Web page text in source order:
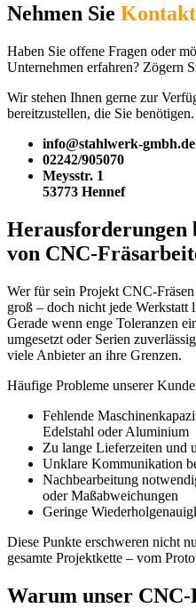
Nehmen Sie Kontakt
Haben Sie offene Fragen oder
Unternehmen erfahren? Zögern
Wir stehen Ihnen gerne zur
bereitzustellen, die Sie benötigen.
info@stahlwerk-gmbh.de
02242/905070
Meysstr. 1
53773 Hennef
Herausforderungen
von CNC-
Wer für sein Projekt CNC-
groß – doch nicht jede Werkstatt
Gerade wenn enge Toleranzen
umgesetzt oder Serien
viele Anbieter an ihre Grenzen.
Häufige Probleme unserer
Fehlende
Edelstahl oder Aluminium
Zu lange Lieferzeiten und
Unklare Kommunikation
Nachbearbeitung
oder Maßabweichungen
Geringe
Diese Punkte erschweren nicht
gesamte Projektkette – vom
Warum unser